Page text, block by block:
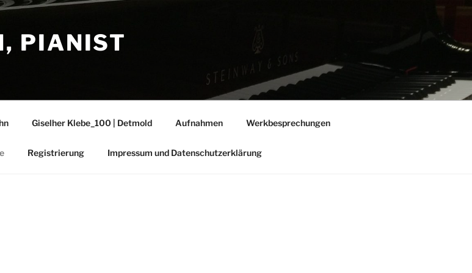
PIANIST
Giselher Klebe_100 | Detmold Aufnahmen Werkbesprechungen
Registrierung Impressum und Datenschutzerklärung